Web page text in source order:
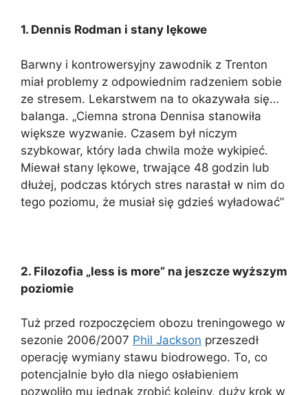
1. Dennis Rodman i stany lękowe
Barwny i kontrowersyjny zawodnik z Trenton
miał problemy z odpowiednim radzeniem sobie
ze stresem. Lekarstwem na to okazywała się…
balanga. „Ciemna strona Dennisa stanowiła
większe wyzwanie. Czasem był niczym
szybkowar, który lada chwila może wykipieć.
Miewał stany lękowe, trwające 48 godzin lub
dłużej, podczas których stres narastał w nim do
tego poziomu, że musiał się gdzieś wyładować”
2. Filozofia „less is more” na jeszcze wyższym
poziomie
Tuż przed rozpoczęciem obozu treningowego w
sezonie 2006/2007 Phil Jackson przeszedł
operację wymiany stawu biodrowego. To, co
potencjalnie było dla niego osłabieniem
pozwoliło mu jednak zrobić kolejny, duży krok w